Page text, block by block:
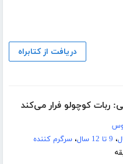
دریافت از کتابراه
ربات کوچولو فرار می‌کند
، 9 تا 12 سال ،سرگرم کننده